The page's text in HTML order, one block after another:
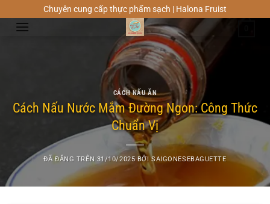
đến
Chuyên cung cấp thực phẩm sạch | Halona Fruist
CÁCH NẤU ĂN
Cách Nấu Nước Mắm Đường Ngon: Công Thức
Chuẩn Vị
ĐÃ ĐĂNG TRÊN 31/10/2025 BỞISAIGONESEBAGUETTE